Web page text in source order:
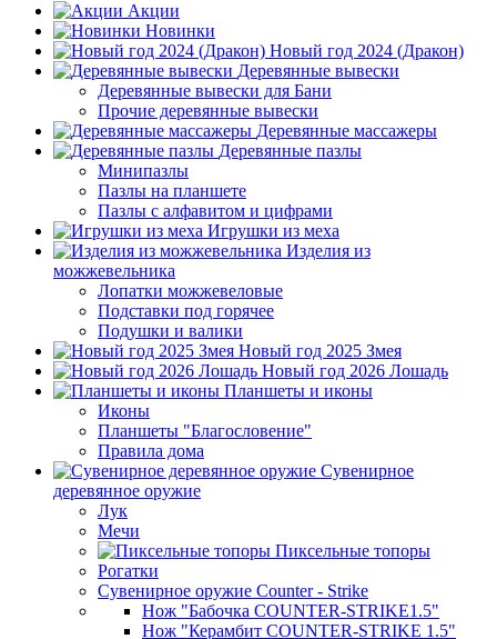
Акции
Новинки
Новый год 2024 (Дракон)
Деревянные вывески
Деревянные вывески для Бани
Прочие деревянные вывески
Деревянные массажеры
Деревянные пазлы
Минипазлы
Пазлы на планшете
Пазлы с алфавитом и цифрами
Игрушки из меха
Изделия из
можжевельника
Лопатки можжевеловые
Подставки под горячее
Подушки и валики
Новый год 2025 Змея
Новый год 2026 Лошадь
Планшеты и иконы
Иконы
Планшеты "Благословение"
Правила дома
Сувенирное
деревянное оружие
Лук
Мечи
Пиксельные топоры
Рогатки
Сувенирное оружие Counter - Strike
Нож "Бабочка COUNTER-STRIKE1.5"
Нож "Керамбит COUNTER-STRIKE 1.5"